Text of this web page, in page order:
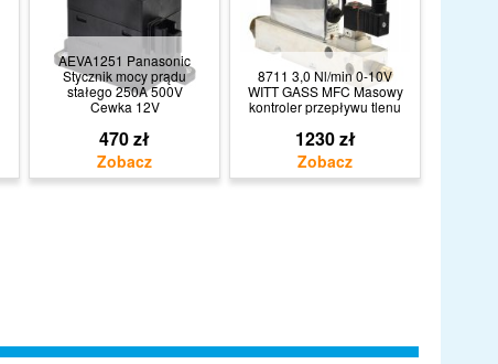
AEVA1251 Panasonic
Stycznik mocy prądu
stałego 250A 500V
Cewka 12V
470 zł
8711 3,0 Nl/min 0-10V
WITT GASS MFC Masowy
kontroler przepływu tlenu
1230 zł